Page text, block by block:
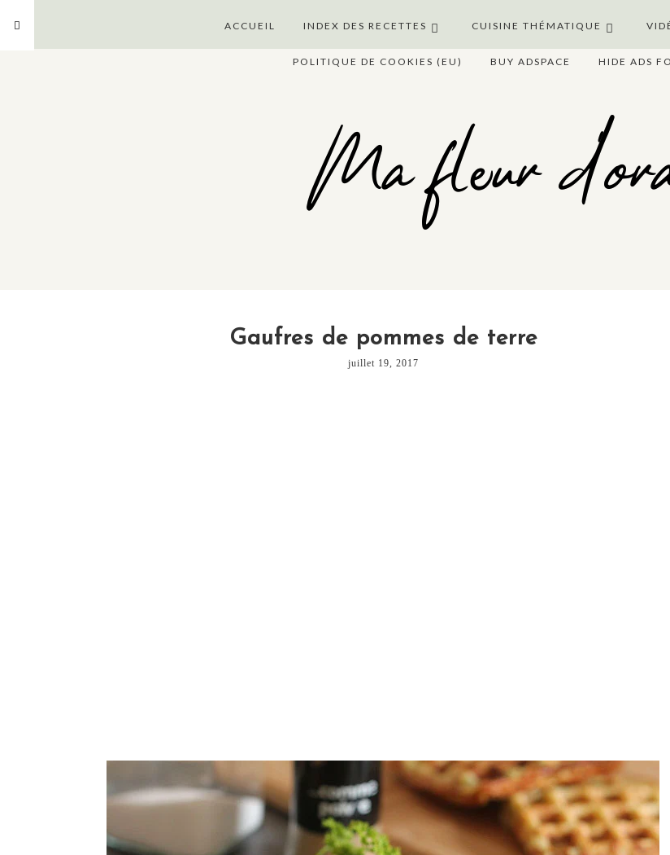
ACCUEIL INDEX DES RECETTES CUISINE THÉMATIQUE
POLITIQUE DE COOKIES (EU) BUY ADSPACE HIDE ADS
Ma fleur
Gaufres de pommes de terre
juillet 19, 2017